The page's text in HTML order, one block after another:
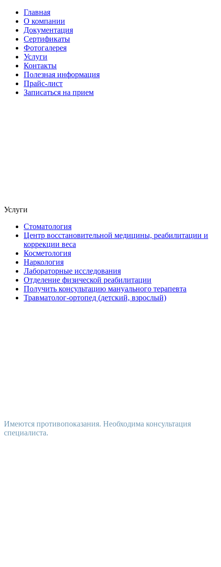
Главная
О компании
Документация
Сертификаты
Фотогалерея
Услуги
Контакты
Полезная информация
Прайс-лист
Записаться на прием
Услуги
Стоматология
Центр восстановительной медицины, реабилитации и
коррекции веса
Косметология
Наркология
Лабораторные исследования
Отделение физической реабилитации
Получить консультацию мануального терапевта
Травматолог-ортопед (детский, взрослый)
Имеются противопоказания. Необходима консультация
специалиста.